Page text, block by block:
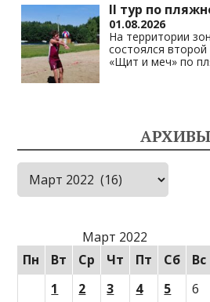
II тур по
01.08.2026
На территории
состоялся
«Щит и меч» по
АРХИВЫ
Архивы
Март 2022
Пн
Вт Ср Чт Пт Сб
Вс
1
2 3 4 5 6